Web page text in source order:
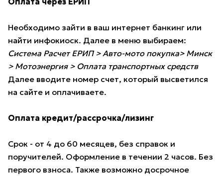
Необходимо зайти в ваш интернет банкинг или
найти инфокиоск. Далее в меню выбираем:
Система Расчет ЕРИП > Авто-мото покупка> Минск
> Мотоэнергия > Оплата транспортных средств
Далее вводите номер счет, который высветился
на сайте и оплачиваете.
Оплата кредит/рассрочка/лизинг
Срок - от 4 до 60 месяцев, без справок и
поручителей. Оформление в течении 2 часов. Без
первого взноса. Также возможно досрочное